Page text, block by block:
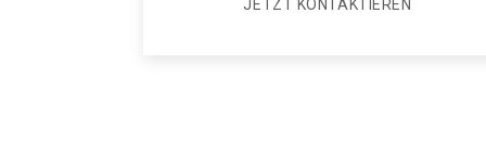
JETZT KONTAKTIEREN